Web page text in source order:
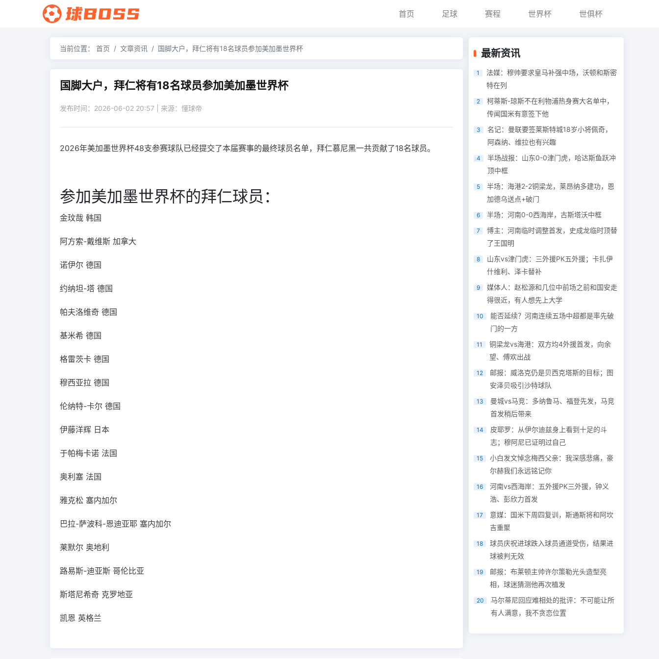
首页 足球 赛程 世界杯 世俱杯
当前位置： 首页 文章资讯 国脚大户，拜仁将有18名球员参加美加墨世界杯
国脚大户，拜仁将有18名球员参加美加墨世界杯
发布时间：2026-06-02 20:57 | 来源：懂球帝
2026年美加墨世界杯48支参赛球队已经提交了本届赛事的最终球员名单，拜仁慕尼黑一共贡献了18名球员。
参加美加墨世界杯的拜仁球员：
金玟哉 韩国
阿方索-戴维斯 加拿大
诺伊尔 德国
约纳坦-塔 德国
帕夫洛维奇 德国
基米希 德国
格雷茨卡 德国
穆西亚拉 德国
伦纳特-卡尔 德国
伊藤洋辉 日本
于帕梅卡诺 法国
奥利塞 法国
雅克松 塞内加尔
巴拉-萨波科-恩迪亚耶 塞内加尔
莱默尔 奥地利
路易斯-迪亚斯 哥伦比亚
斯塔尼希奇 克罗地亚
凯恩 英格兰
最新资讯
1
法媒：穆帅要求皇马补强中场，沃顿和斯密
特在列
2
柯蒂斯-琼斯不在利物浦热身赛大名单中，
传闻国米有意签下他
3
名记：曼联要签莱斯特城18岁小将佩奇，
阿森纳、维拉也有兴趣
4
半场战报：山东0-0津门虎，哈达斯鱼跃冲
顶中框
5
半场：海港2-2铜梁龙，莱昂纳多建功，恩
加德乌送点+破门
6 半场：河南0-0西海岸，古斯塔沃中框
7
博主：河南临时调整首发，史成龙临时顶替
了王国明
8
山东vs津门虎：三外援PK五外援；卡扎伊
什维利、泽卡替补
9
媒体人：赵松源和几位中前场之前和国安走
得很近，有人想先上大学
10
能否延续？河南连续五场中超都是率先破
门的一方
11
铜梁龙vs海港：双方均4外援首发，向余
望、傅欢出战
12
邮报：威洛克仍是贝西克塔斯的目标；图
安泽贝吸引沙特球队
13
曼城vs马竞：多纳鲁马、福登先发，马竞
首发稍后带来
14
皮耶罗：从伊尔迪兹身上看到十足的斗
志；穆阿尼已证明过自己
15
小白发文悼念梅西父亲：我深感悲痛，豪
尔赫我们永远铭记你
16
河南vs西海岸：五外援PK三外援，钟义
浩、彭欣力首发
17
意媒：国米下周四复训，斯通斯将和阿坎
吉重聚
18
球员庆祝进球跌入球员通道受伤，结果进
球被判无效
19
邮报：布莱顿主帅许尔策勒光头造型亮
相，球迷猜测他再次植发
20
马尔蒂尼回应难相处的批评：不可能让所
有人满意，我不贪恋位置